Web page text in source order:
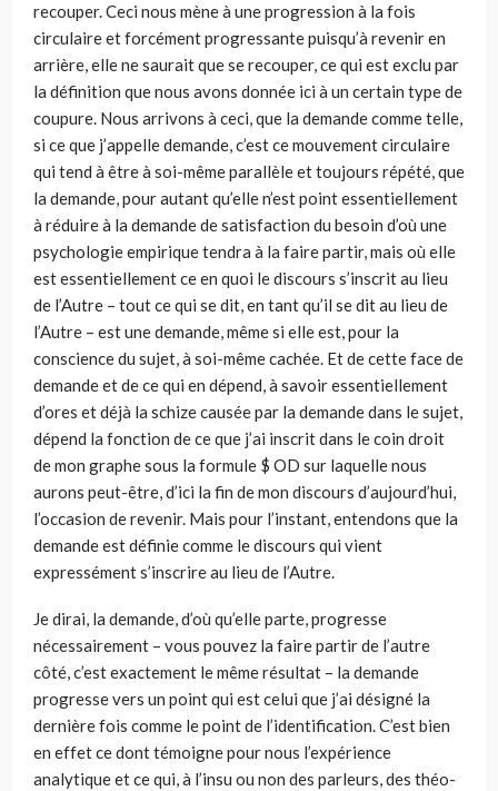
recou­per. Ceci nous mène à une progression à la fois
circulaire et forcément progres­sante puisqu’à revenir en
arrière, elle ne saurait que se recouper, ce qui est exclu par
la définition que nous avons donnée ici à un certain type de
coupure. Nous arrivons à ceci, que la demande comme telle,
si ce que j’appelle demande, c’est ce mouvement circulaire
qui tend à être à soi-même parallèle et toujours répé­té, que
la demande, pour autant qu’elle n’est point essentiellement
à réduire à la demande de satisfaction du besoin d’où une
psychologie empirique tendra à la faire partir, mais où elle
est essentiellement ce en quoi le discours s’inscrit au lieu
de l’Autre – tout ce qui se dit, en tant qu’il se dit au lieu de
l’Autre – est une demande, même si elle est, pour la
conscience du sujet, à soi-même cachée. Et de cette face de
demande et de ce qui en dépend, à savoir essentiellement
d’ores et déjà la schize causée par la demande dans le sujet,
dépend la fonction de ce que j’ai inscrit dans le coin droit
de mon graphe sous la formule $ OD sur laquelle nous
aurons peut-être, d’ici la fin de mon discours d’aujourd’hui,
l’oc­casion de revenir. Mais pour l’instant, entendons que la
demande est définie comme le discours qui vient
expressément s’inscrire au lieu de l’Autre.
Je dirai, la demande, d’où qu’elle parte, progresse
nécessairement – vous pouvez la faire partir de l’autre
côté, c’est exactement le même résultat – la demande
progresse vers un point qui est celui que j’ai désigné la
dernière fois comme le point de l’identification. C’est bien
en effet ce dont témoigne pour nous l’expérience
analytique et ce qui, à l’insu ou non des parleurs, des théo­